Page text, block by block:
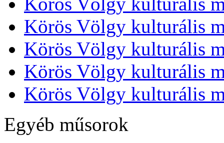
Körös Völgy kulturális
Körös Völgy kulturális
Körös Völgy kulturális
Körös Völgy kulturális
Egyéb műsorok